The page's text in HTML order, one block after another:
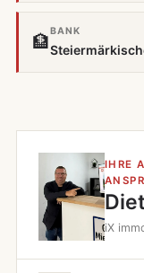
🏦
BANK
IHRE
iX